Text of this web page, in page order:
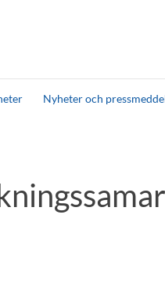
Nyheter och